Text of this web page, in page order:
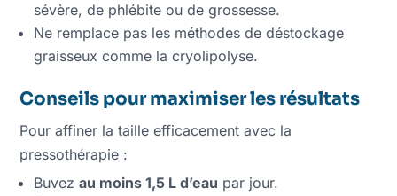
sévère, de phlébite ou de grossesse.
Ne remplace pas les méthodes de déstockage
graisseux comme la cryolipolyse.
Conseils pour maximiser les résultats
Pour affiner la taille efficacement avec la
pressothérapie :
Buvezau moins 1,5 L d’eau par jour.